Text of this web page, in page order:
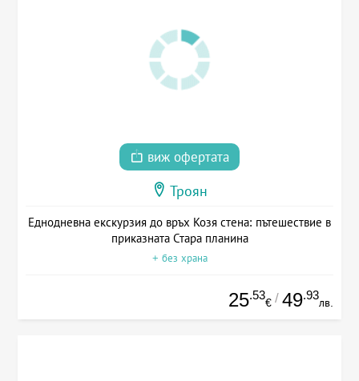
виж офертата
Троян
Еднодневна екскурзия до връх Козя стена: пътешествие в
приказната Стара планина
+ без храна
25.53
€ / 49.93
лв.